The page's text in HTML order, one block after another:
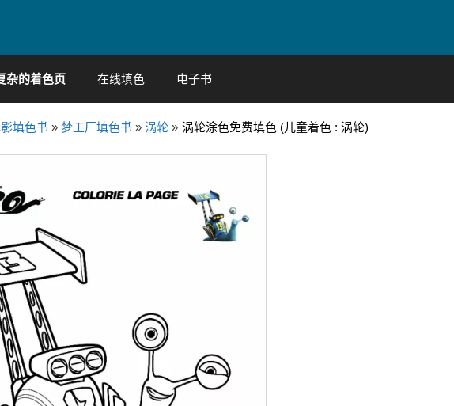
杂的着色页 在线填色 电子书
填色书» 梦工厂填色书» 涡轮» 涡轮涂色免费填色 (儿童着色 : 涡轮)